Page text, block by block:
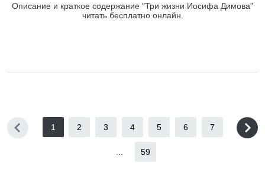
Описание и краткое содержание "Три жизни Иосифа Димова"
читать бесплатно онлайн.
1 2 3 4 5 6 7
59